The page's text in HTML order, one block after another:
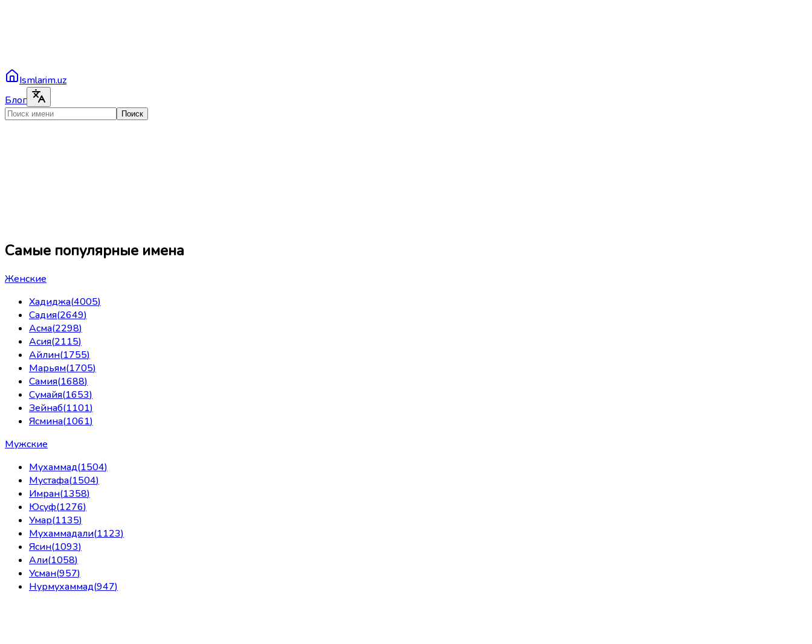
Ismlarim.uz
Блог
Поиск
Самые популярные имена
Женские
Хадиджа(4005)
Садия(2649)
Асма(2298)
Асия(2115)
Айлин(1755)
Марьям(1705)
Самия(1688)
Сумайя(1653)
Зейнаб(1101)
Ясмина(1061)
Мужские
Мухаммад(1504)
Мустафа(1504)
Имран(1358)
Юсуф(1276)
Умар(1135)
Мухаммадали(1123)
Ясин(1093)
Али(1058)
Усман(957)
Нурмухаммад(947)